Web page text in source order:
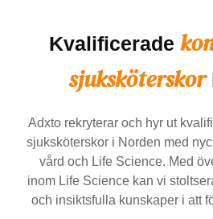
Kvalificerade
sjuksköterskor
Adxto rekryterar och hyr ut
sjuksköterskor i Norden med
vård och Life Science. Med
inom Life Science kan vi
och insiktsfulla kunskaper i att